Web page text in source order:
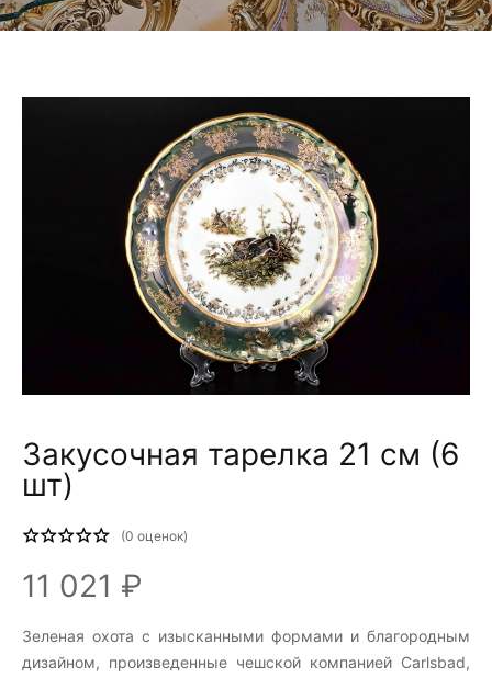
Закусочная тарелка 21 см (6
шт)
(0 оценок)
11 021 ₽
Зеленая охота c изысканными формами и благородным
дизайном, произведенные чешской компанией Carlsbad,